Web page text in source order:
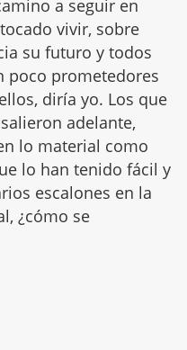
a seguir en
vivir, sobre
su futuro y todos
poco prometedores
diría yo. Los que
adelante,
lo material como
lo han tenido fácil y
escalones en la
¿cómo se